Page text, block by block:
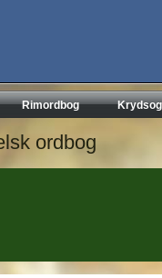
Rimordbog
ordbog